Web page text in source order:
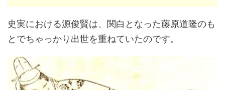
史実における源俊賢は、関白となった藤原道隆のも
とでちゃっかり出世を重ねていたのです。